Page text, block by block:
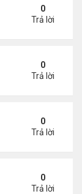
bán 400
0
Trả lời
hàng qua
0
Trả lời
đóng cửa
0
Trả lời
qua đời ở tuổi
0
Trả lời